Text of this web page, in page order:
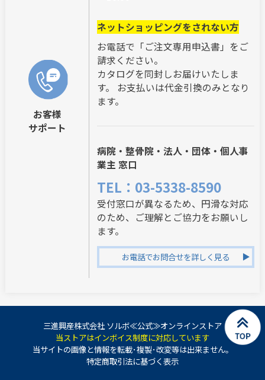
お客様
サポート
ネットショッピングをされない方
お電話で「ご注文専用申込書」をご
請求ください。
カタログを同封しお届けいたしま
す。 お支払いは代金引換のみとなり
ます。
病院・整骨院・法人・団体・個人事
業主 窓口
TEL：03-5338-8590
受付窓口が異なるため、円滑な対応
のため、ご理解とご協力をお願いし
ます。
お電話でお問合せを詳しく見る
三進興産株式会社 ソルボ≪公式≫オンラインストア
当ストアはインボイス制度に対応しています
当サイトの画像と情報を転載･複製･改変等は出来ません。
特定商取引法に基づく表示